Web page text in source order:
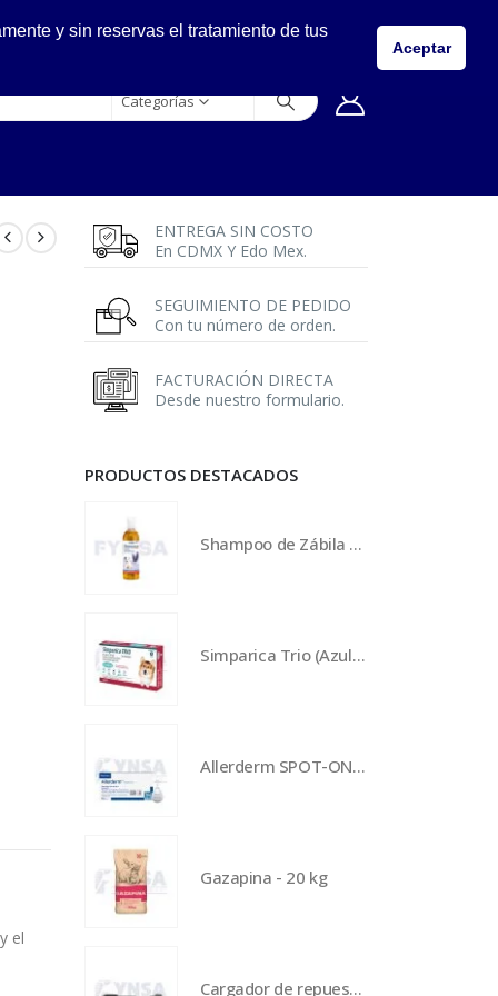
5557149400
Categorías
el
ENTREGA SIN COSTO
En CDMX Y Edo Mex.
SEGUIMIENTO DE PEDIDO
Con tu número de orden.
FACTURACIÓN DIRECTA
Desde nuestro formulario.
PRODUCTOS DESTACADOS
Shampoo de Zábila Lavanda - 250 mL
Simparica Trio (Azul) 24 mg - 3 tabletas
Allerderm SPOT-ON - 4 ml
Gazapina - 20 kg
Cargador de repuesto para Heiniger Saphir
y sin reservas el tratamiento de tus
Aceptar